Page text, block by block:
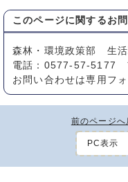
このページに関する お
森林・環境政策部 生
電話：0577-57-5177
お問い合わせは専用フ
前のページへ
PC表示